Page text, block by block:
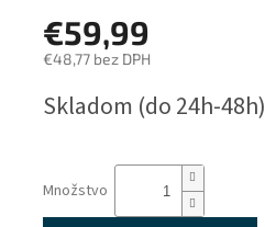
€59,99
€48,77 bez DPH
cena:
Skladom (do 24h-48h)
Množstvo